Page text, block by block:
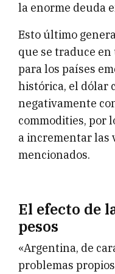
la enorme deuda
Esto último
que se traduce
para los países
histórica, el dólar
negativamente
commodities, por
a incrementar las
mencionados.
El efecto de
pesos
«Argentina, de
problemas